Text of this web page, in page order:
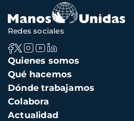
Navegación
principal
Quienes somos
Qué hacemos
Dónde trabajamos
Colabora
Actualidad
Redes sociales